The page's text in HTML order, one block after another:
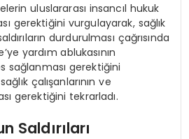
uluslararası insancıl hukuk
gerektiğini vurgulayarak, sağlık
durdurulması çağrısında
yardım ablukasının
sağlanması gerektiğini
çalışanlarının ve
gerektiğini tekrarladı.
Saldırıları